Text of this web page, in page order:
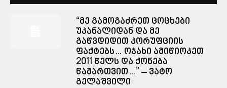
“მე გამოგაძრეთ ცოცხები
უკანალიდან და მე
გაწვდიდით კორუფციის
ფაქტებს… ოჯახი ამიწიოკეთ
2011 წელს და ქონება
წამართვით…” – ვატო
გელაშვილი